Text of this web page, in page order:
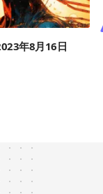
年8月16日